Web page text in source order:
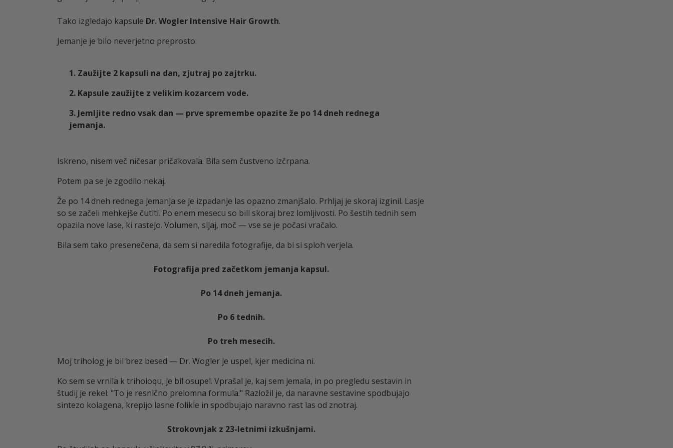
Tako izgledajo kapsule Dr. Wogler Intensive Hair Growth.
Jemanje je bilo neverjetno preprosto:
1. Zaužijte 2 kapsuli na dan, zjutraj po zajtrku.
2. Kapsule zaužijte z velikim kozarcem vode.
3. Jemljite redno vsak dan — prve spremembe opazite že po 14 dneh rednega
jemanja.
Iskreno, nisem več ničesar pričakovala. Bila sem čustveno izčrpana.
Potem pa se je zgodilo nekaj.
Že po 14 dneh rednega jemanja se je izpadanje las opazno zmanjšalo. Prhljaj je skoraj izginil. Lasje
so se začeli mehkejše čutiti. Po enem mesecu so bili skoraj brez lomljivosti. Po šestih tednih sem
opazila nove lase, ki rastejo. Volumen, sijaj, moč — vse se je počasi vračalo.
Bila sem tako presenečena, da sem si naredila fotografije, da bi si sploh verjela.
Fotografija pred začetkom jemanja kapsul.
Po 14 dneh jemanja.
Po 6 tednih.
Po treh mesecih.
Moj triholog je bil brez besed — Dr. Wogler je uspel, kjer medicina ni.
Ko sem se vrnila k triholoqu, je bil osupel. Vprašal je, kaj sem jemala, in po pregledu sestavin in
študij je rekel: "To je resnično prelomna formula." Razložil je, da naravne sestavine spodbujajo
sintezo kolagena, krepijo lasne folikle in spodbujajo naravno rast las od znotraj.
Strokovnjak z 23-letnimi izkušnjami.